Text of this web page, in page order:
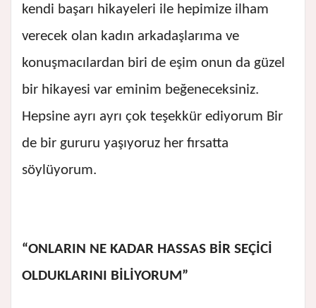
kendi başarı hikayeleri ile hepimize ilham
verecek olan kadın arkadaşlarıma ve
konuşmacılardan biri de eşim onun da güzel
bir hikayesi var eminim beğeneceksiniz.
Hepsine ayrı ayrı çok teşekkür ediyorum Bir
de bir gururu yaşıyoruz her fırsatta
söylüyorum.
“ONLARIN NE KADAR HASSAS BİR SEÇİCİ
OLDUKLARINI BİLİYORUM”